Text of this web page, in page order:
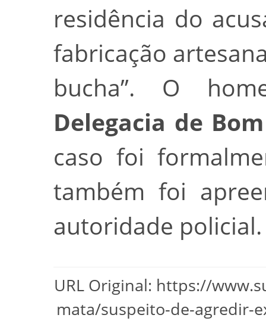
residência do
fabricação
bucha”. O
Delegacia de
caso foi
também foi
autoridade policial.
URL Original: https://
mata/suspeito-de-agredir-